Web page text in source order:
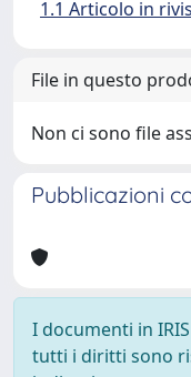
1.1 Articolo in
File in questo
Non ci sono file
Pubblicazioni
I documenti in
tutti i diritti sono